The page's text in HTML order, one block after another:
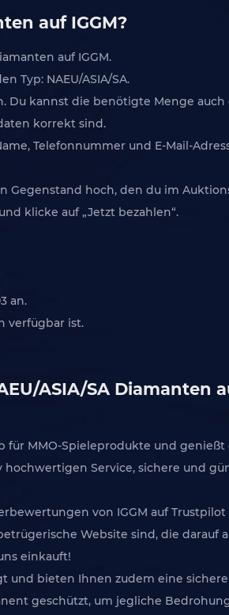
auf IGGM?
auf IGGM.
Typ: NAEU/ASIA/SA.
Du kannst die benötigte Menge
korrekt sind.
Telefonnummer und E-Mail-
hoch, den du im
klicke auf „Jetzt bezahlen“.
an.
verfügbar ist.
ASIA/SA Diamanten
für MMO-Spieleprodukte und
Service, sichere und
von IGGM auf
Website sind, die darauf
einkauft!
bieten Ihnen zudem eine
geschützt, um jegliche